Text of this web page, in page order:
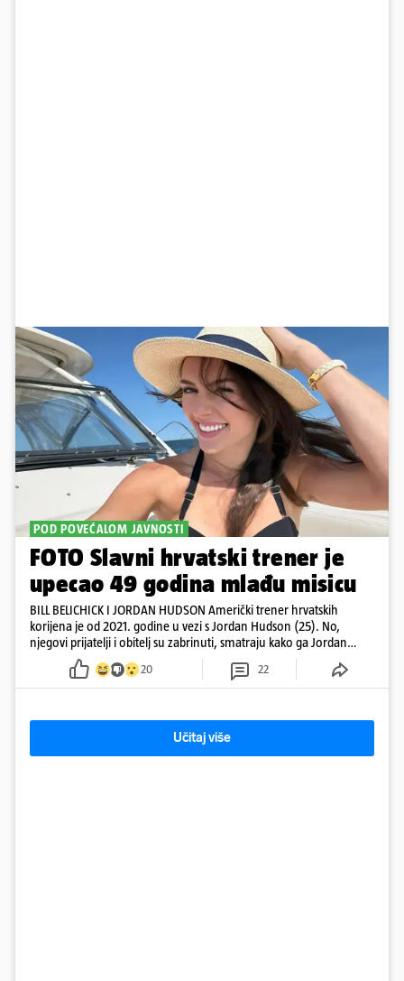
POD POVEĆALOM JAVNOSTI
FOTO Slavni hrvatski trener je
upecao 49 godina mlađu misicu
BILL BELICHICK I JORDAN HUDSON Američki trener hrvatskih
korijena je od 2021. godine u vezi s Jordan Hudson (25). No,
njegovi prijatelji i obitelj su zabrinuti, smatraju kako ga Jordan
kontrolira
20 22
Učitaj više